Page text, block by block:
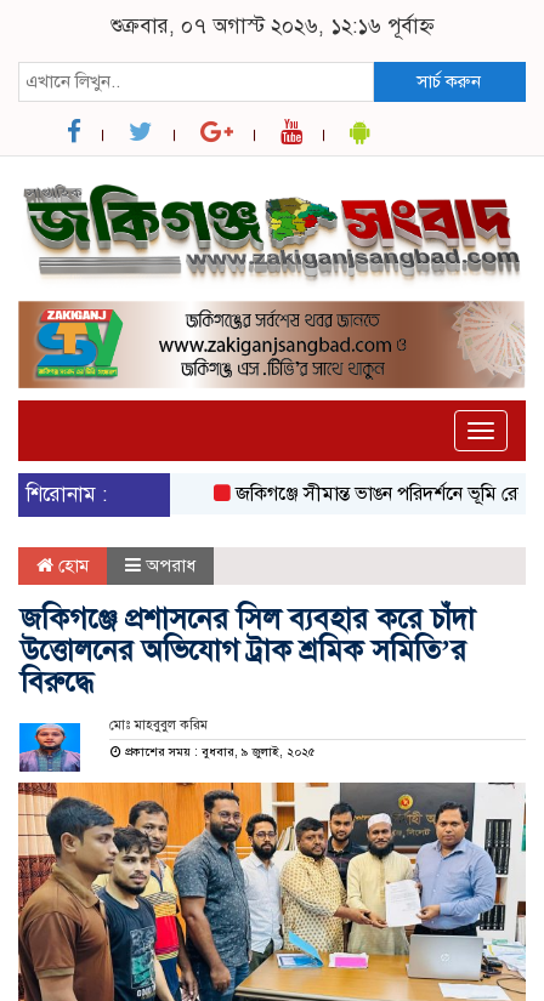
শুক্রবার, ০৭ অগাস্ট ২০২৬, ১২:১৬ পূর্বাহ্ন
সার্চ করুন
Toggle
শিরোনাম :
জকিগঞ্জে সীমান্ত ভাঙন পরিদর্শনে ভূমি রেকর্ড ও
হোম অপরাধ
জকিগঞ্জে প্রশাসনের সিল ব্যবহার করে চাঁদা
উত্তোলনের অভিযোগ ট্রাক শ্রমিক সমিতি’র
বিরুদ্ধে
মোঃ মাহবুবুল করিম
প্রকাশের সময় : বুধবার, ৯ জুলাই, ২০২৫